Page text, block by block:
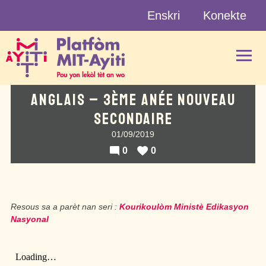
content
Enskri Konekte
ANGLAIS – 3ÈME ANÉE NOUVEAU
SECONDAIRE
01/09/2019
0 0
Resous sa a parèt nan seri : Kourikoulòm Ministè Edikasyon
Nasyonal